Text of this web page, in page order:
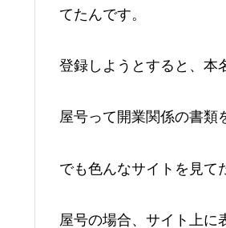
てたんです。
登録しようとすると、本
屋号って開業関係の書類
でも色んなサイトを見て
屋号の場合、サイト上に